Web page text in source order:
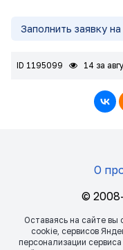
Заполнить заявку
ID 1195099 14 за
О
©
Оставаясь на сайте вы
сookie, сервисов
персонализации